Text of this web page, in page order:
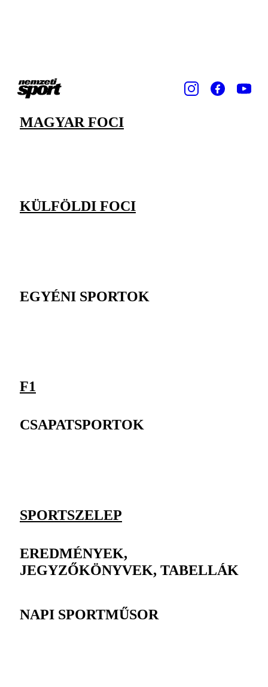
MAGYAR FOCI
KÜLFÖLDI FOCI
EGYÉNI SPORTOK
F1
CSAPATSPORTOK
SPORTSZELEP
EREDMÉNYEK,
JEGYZŐKÖNYVEK, TABELLÁK
NAPI SPORTMŰSOR